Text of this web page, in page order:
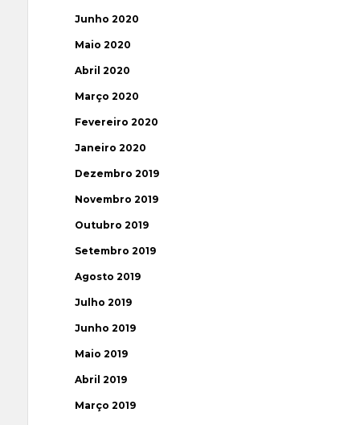
Junho 2020
Maio 2020
Abril 2020
Março 2020
Fevereiro 2020
Janeiro 2020
Dezembro 2019
Novembro 2019
Outubro 2019
Setembro 2019
Agosto 2019
Julho 2019
Junho 2019
Maio 2019
Abril 2019
Março 2019